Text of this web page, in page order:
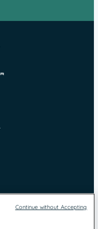
Continue without Accepting